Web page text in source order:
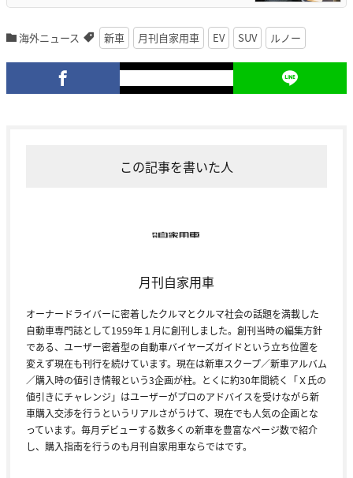
海外ニュース 新車 月刊自家用車 EV SUV ルノー
この記事を書いた人
月刊自家用車
オーナードライバーに密着したクルマとクルマ社会の話題を満載した
自動車専門誌として1959年１月に創刊しました。創刊当時の編集方針
である、ユーザー密着型の自動車バイヤーズガイドという立ち位置を
変えず現在も刊行を続けています。現在は新車スクープ／新車アルバム
／購入時の値引き情報という3企画が柱。とくに約30年間続く「Ｘ氏の
値引きにチャレンジ」はユーザーがプロのアドバイスを受けながら新
車購入交渉を行うというリアルさがうけて、現在でも人気の企画とな
っています。毎月デビューする数多くの新車を豊富なページ数で紹介
し、購入指南を行うのも月刊自家用車ならではです。